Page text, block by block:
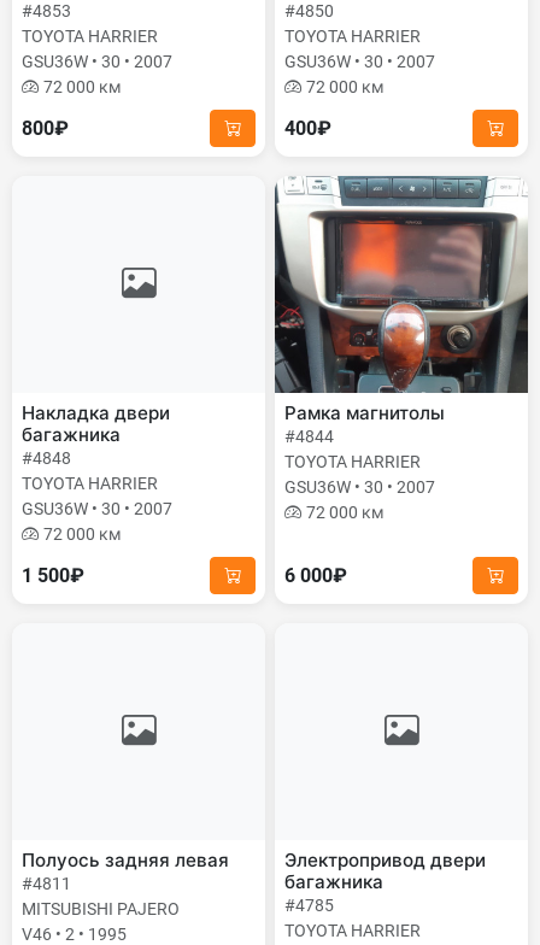
#4853
TOYOTA HARRIER
GSU36W • 30 • 2007
72 000 км
800₽
#4850
TOYOTA HARRIER
GSU36W • 30 • 2007
72 000 км
400₽
Накладка двери
багажника
#4848
TOYOTA HARRIER
GSU36W • 30 • 2007
72 000 км
1 500₽
Рамка магнитолы
#4844
TOYOTA HARRIER
GSU36W • 30 • 2007
72 000 км
6 000₽
Полуось задняя левая
#4811
MITSUBISHI PAJERO
V46 • 2 • 1995
Электропривод двери
багажника
#4785
TOYOTA HARRIER